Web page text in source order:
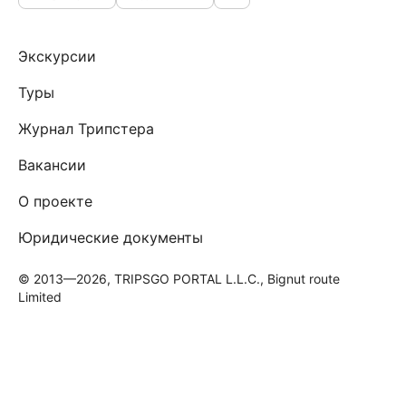
Экскурсии
Туры
Журнал Трипстера
Вакансии
О проекте
Юридические документы
© 2013—2026, TRIPSGO PORTAL L.L.C., Bignut route
Limited